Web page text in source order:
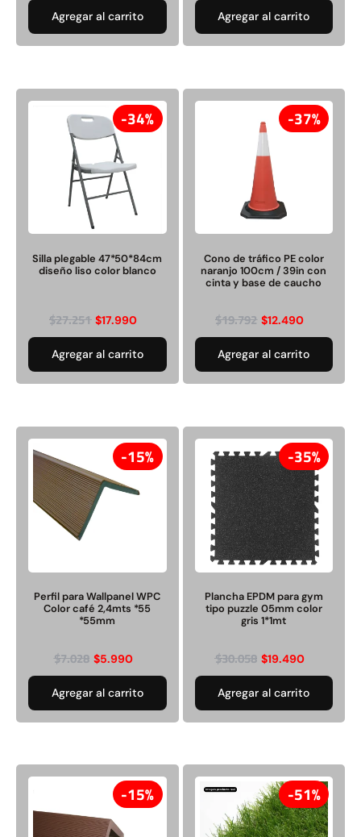
Agregar al carrito Agregar al carrito
34%
Silla plegable 47*50*84cm
diseño liso color blanco
$27.251 $17.990
Agregar al carrito
37%
Cono de tráfico PE color
naranjo 100cm / 39in con
cinta y base de caucho
$19.792 $12.490
Agregar al carrito
15%
Perfil para Wallpanel WPC
Color café 2,4mts *55
*55mm
$7.028 $5.990
Agregar al carrito
35%
Plancha EPDM para gym
tipo puzzle 05mm color
gris 1*1mt
$30.058 $19.490
Agregar al carrito
15% 51%